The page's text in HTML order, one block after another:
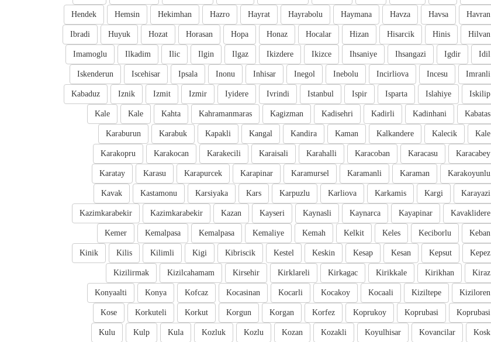
Havran
Havsa
Havza
Haymana
Hayrabolu
Hayrat
Hazro
Hekimhan
Hemsin
Hendek
Hilvan
Hinis
Hisarcik
Hizan
Hocalar
Honaz
Hopa
Horasan
Hozat
Huyuk
Ibradi
Idil
Igdir
Ihsangazi
Ihsaniye
Ikizce
Ikizdere
Ilgaz
Ilgin
Ilic
Ilkadim
Imamoglu
Imranli
Incesu
Incirliova
Inebolu
Inegol
Inhisar
Inonu
Ipsala
Iscehisar
Iskenderun
Iskilip
Islahiye
Isparta
Ispir
Istanbul
Ivrindi
Iyidere
Izmir
Izmit
Iznik
Kabaduz
Kabatas
Kadinhani
Kadirli
Kadisehri
Kagizman
Kahramanmaras
Kahta
Kale
Kale
Kale
Kalecik
Kalkandere
Kaman
Kandira
Kangal
Kapakli
Karabuk
Karaburun
Karacabey
Karacasu
Karacoban
Karahalli
Karaisali
Karakecili
Karakocan
Karakopru
Karakoyunlu
Karaman
Karamanli
Karamursel
Karapinar
Karapurcek
Karasu
Karatay
Karayazi
Kargi
Karkamis
Karliova
Karpuzlu
Kars
Karsiyaka
Kastamonu
Kavak
Kavaklidere
Kayapinar
Kaynarca
Kaynasli
Kayseri
Kazan
Kazimkarabekir
Kazimkarabekir
Keban
Keciborlu
Keles
Kelkit
Kemah
Kemaliye
Kemalpasa
Kemalpasa
Kemer
Kepez
Kepsut
Kesan
Kesap
Keskin
Kestel
Kibriscik
Kigi
Kilimli
Kilis
Kinik
Kiraz
Kirikhan
Kirikkale
Kirkagac
Kirklareli
Kirsehir
Kizilcahamam
Kizilirmak
Kiziloren
Kiziltepe
Kocaali
Kocakoy
Kocarli
Kocasinan
Kofcaz
Konya
Konyaalti
Koprubasi
Koprubasi
Koprukoy
Korfez
Korgan
Korgun
Korkut
Korkuteli
Kose
Kosk
Kovancilar
Koyulhisar
Kozakli
Kozan
Kozlu
Kozluk
Kula
Kulp
Kulu